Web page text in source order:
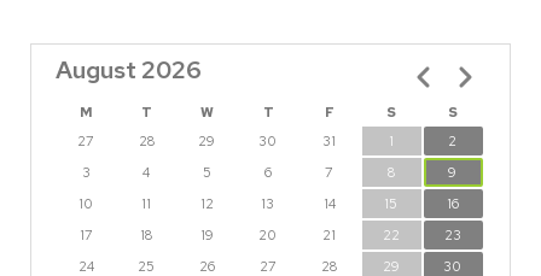
August 2026
M T W T F S
S
27
28 29 30 31 1
2
3
4 5 6 7 8
9
10
11 12 13 14 15
16
17
18 19 20 21 22
23
24
25 26 27 28 29
30
Pagination